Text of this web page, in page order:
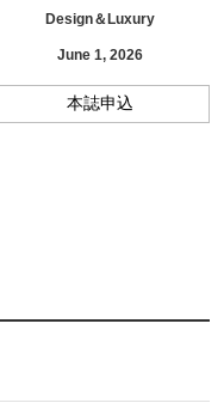
Design＆Luxury
June 1, 2026
本誌申込